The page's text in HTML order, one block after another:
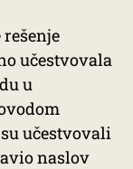
učestvovala
u
učestvovali
naslov